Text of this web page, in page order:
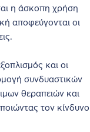
η άσκοπη χρήση
αποφεύγονται οι
και οι
συνδυαστικών
θεραπειών και
τον κίνδυνο